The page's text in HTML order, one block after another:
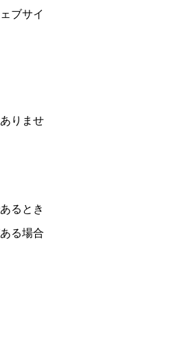
ブサイ
りませ
るとき
る場合